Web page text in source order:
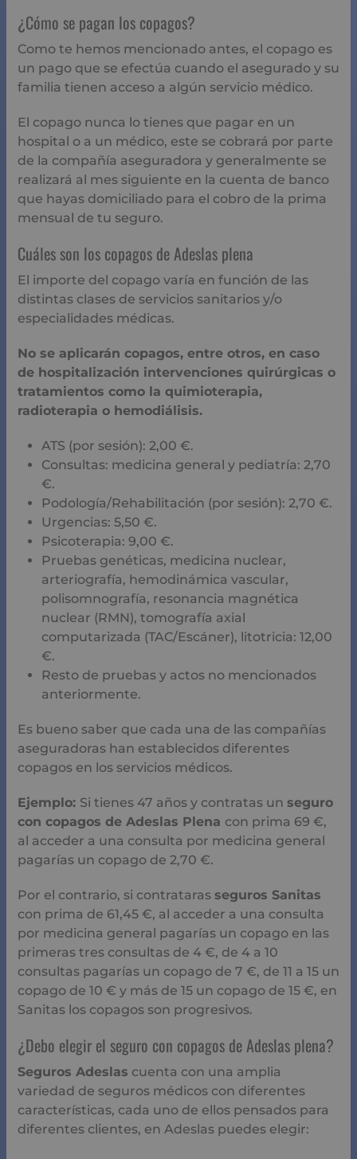
¿Cómo se pagan los copagos?
Como te hemos mencionado antes, el copago es
un pago que se efectúa cuando el asegurado y su
familia tienen acceso a algún servicio médico.
El copago nunca lo tienes que pagar en un
hospital o a un médico, este se cobrará por parte
de la compañía aseguradora y generalmente se
realizará al mes siguiente en la cuenta de banco
que hayas domiciliado para el cobro de la prima
mensual de tu seguro.
Cuáles son los copagos de Adeslas plena
El importe del copago varía en función de las
distintas clases de servicios sanitarios y/o
especialidades médicas.
No se aplicarán copagos, entre otros, en caso
de hospitalización intervenciones quirúrgicas o
tratamientos como la quimioterapia,
radioterapia o hemodiálisis.
ATS (por sesión): 2,00 €.
Consultas: medicina general y pediatría: 2,70
€.
Podología/Rehabilitación (por sesión): 2,70 €.
Urgencias: 5,50 €.
Psicoterapia: 9,00 €.
Pruebas genéticas, medicina nuclear,
arteriografía, hemodinámica vascular,
polisomnografía, resonancia magnética
nuclear (RMN), tomografía axial
computarizada (TAC/Escáner), litotricia: 12,00
€.
Resto de pruebas y actos no mencionados
anteriormente.
Es bueno saber que cada una de las compañías
aseguradoras han establecidos diferentes
copagos en los servicios médicos.
Ejemplo: Si tienes 47 años y contratas un seguro
con copagos de Adeslas Plena con prima 69 €,
al acceder a una consulta por medicina general
pagarías un copago de 2,70 €.
Por el contrario, si contrataras seguros Sanitas
con prima de 61,45 €, al acceder a una consulta
por medicina general pagarías un copago en las
primeras tres consultas de 4 €, de 4 a 10
consultas pagarías un copago de 7 €, de 11 a 15 un
copago de 10 € y más de 15 un copago de 15 €, en
Sanitas los copagos son progresivos.
¿Debo elegir el seguro con copagos de Adeslas plena?
Seguros Adeslas cuenta con una amplia
variedad de seguros médicos con diferentes
características, cada uno de ellos pensados para
diferentes clientes, en Adeslas puedes elegir: